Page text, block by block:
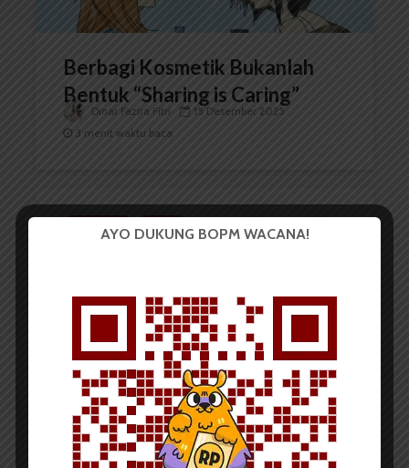
Berbagi Kosmetik Bukanlah
Bentuk “Sharing is Caring”
Dinar Fazira Fitri
15 Desember 2025
3 menit waktu baca
Duh! Stres Masalah Jerawat di
Vellina Septiani Saragi
21 September 2021
4 menit waktu baca
AYO DUKUNG BOPM WACANA!